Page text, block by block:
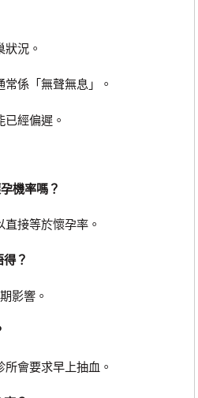
況。
係「無聲無息」。
經偏遲。
機率嗎？
接等於懷孕率。
？
影響。
會要求早上抽血。